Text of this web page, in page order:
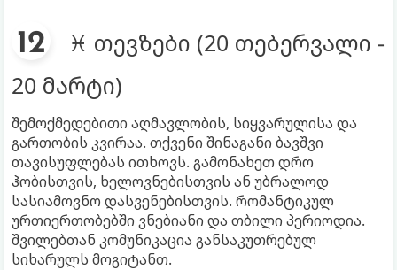
♓ თევზები (20 თებერვალი -
20 მარტი)
შემოქმედებითი აღმავლობის, სიყვარულისა და
გართობის კვირაა. თქვენი შინაგანი ბავშვი
თავისუფლებას ითხოვს. გამონახეთ დრო
ჰობისთვის, ხელოვნებისთვის ან უბრალოდ
სასიამოვნო დასვენებისთვის. რომანტიკულ
ურთიერთობებში ვნებიანი და თბილი პერიოდია.
შვილებთან კომუნიკაცია განსაკუთრებულ
სიხარულს მოგიტანთ.